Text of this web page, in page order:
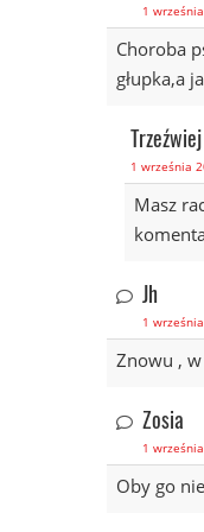
1
Choroba
głupka,a
1 września
Masz
Jh
1
Znowu ,
Zosia
1
Oby go